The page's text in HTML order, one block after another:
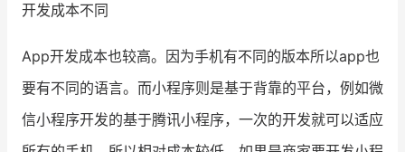
开发成本不同
App开发成本也较高。因为手机有不同的版本所以app也
要有不同的语言。而小程序则是基于背靠的平台，例如微
信小程序开发的基于腾讯小程序，一次的开发就可以适应